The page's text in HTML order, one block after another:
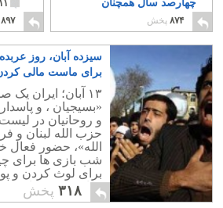
چهارصد سال همچنان
ادامه دارد
۸۷۴ پخش
۱۱
۸۹۷
سیزده آبان، روز
برای ماست مالی
عربستان
۴
۱۳ آبان؛ ایران
«بسیجیان ، و
و روحانیان در
حزب الله لبنان و
الله»، حضور فعال
شب بازی ها برای
برای لوث کردن و
جنایی رژیم برای
است.
۳۱۸ پخش